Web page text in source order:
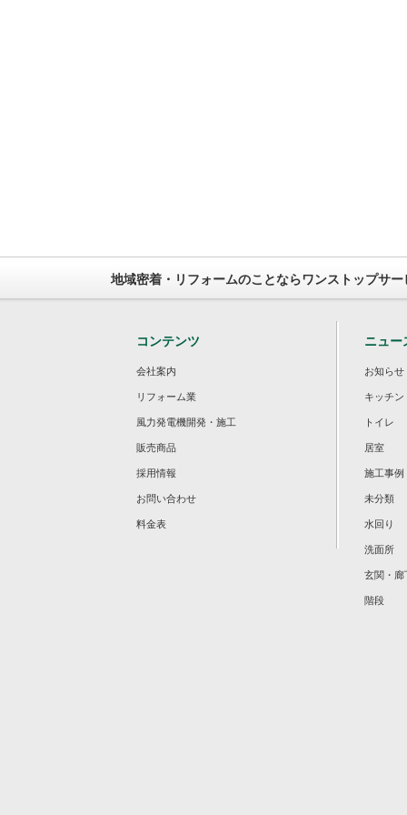
地域密着・リフォームのことならワンストップサー
コンテンツ
会社案内
リフォーム業
風力発電機開発・施工
販売商品
採用情報
お問い合わせ
料金表
ニュー
お知らせ
キッチン
トイレ
居室
施工事例
未分類
水回り
洗面所
玄関・廊
階段